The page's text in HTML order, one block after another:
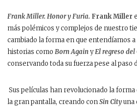
Frank Miller. Honor y Furia. Frank Miller
más polémicos y complejos de nuestro
cambiado la forma en que entendíamos
historias como Born AgainyEl regreso del
conservando toda su fuerza pese al paso
Sus películas han revolucionado la forma
la gran pantalla, creando conSin Cityuna